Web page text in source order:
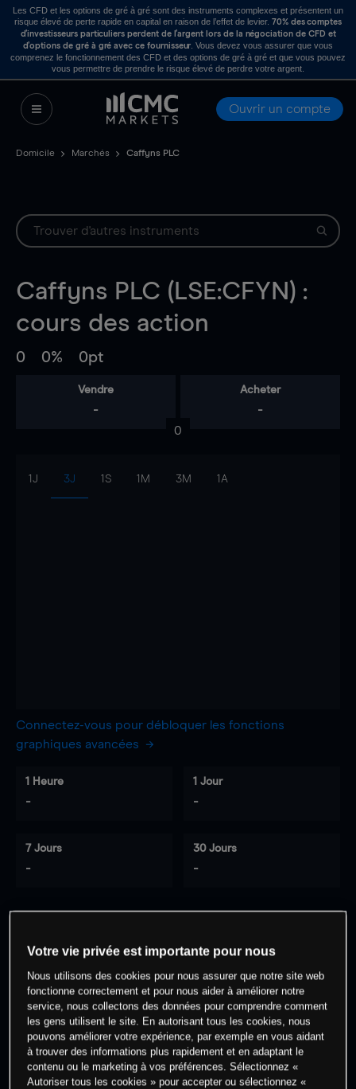
Les CFD et les options de gré à gré sont des instruments complexes et présentent un
risque élevé de perte rapide en capital en raison de l’effet de levier. 70% des comptes
d’investisseurs particuliers perdent de l’argent lors de la négociation de CFD et
d’options de gré à gré avec ce fournisseur . Vous devez vous assurer que vous
comprenez le fonctionnement des CFD et des options de gré à gré et que vous pouvez
vous permettre de prendre le risque élevé de perdre votre argent.
Ouvrir un compte
Domicile Marchés Caffyns PLC
Caffyns PLC (LSE:CFYN) :
cours des action
0 0% 0pt
Vendre
-
Acheter
-
0
1J 3J 1S 1M 3M 1A
Connectez-vous pour débloquer les fonctions
graphiques avancées
1 Heure
-
1 Jour
-
7 Jours
-
30 Jours
-
cet actif
Commencez à trader
Votre vie privée est importante pour nous
Nous utilisons des cookies pour nous assurer que notre site web
fonctionne correctement et pour nous aider à améliorer notre
service, nous collectons des données pour comprendre comment
les gens utilisent le site. En autorisant tous les cookies, nous
pouvons améliorer votre expérience, par exemple en vous aidant
à trouver des informations plus rapidement et en adaptant le
contenu ou le marketing à vos préférences. Sélectionnez «
Autoriser tous les cookies » pour accepter ou sélectionnez «